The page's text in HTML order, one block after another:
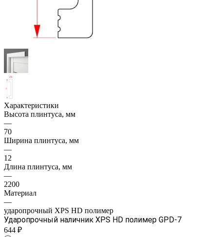
Характеристики
Высота плинтуса, мм
—
70
Ширина плинтуса, мм
—
12
Длина плинтуса, мм
—
2200
Материал
—
ударопрочный XPS HD полимер
Ударопрочный наличник XPS HD полимер GPD-7
644 ₽